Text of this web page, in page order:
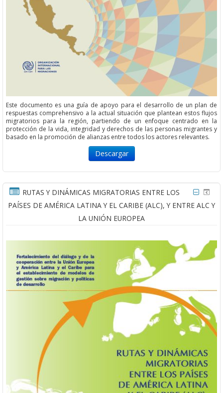
Este documento es una guía de apoyo para el desarrollo de un plan de
respuestas comprehensivo a la actual situación que plantean estos flujos
migratorios para la región, partiendo de un enfoque centrado en la
protección de la vida, integridad y derechos de las personas migrantes y
basado en la promoción de alianzas entre todos los actores relevantes.
Descargar
RUTAS Y DINÁMICAS MIGRATORIAS ENTRE LOS
PAÍSES DE AMÉRICA LATINA Y EL CARIBE (ALC), Y ENTRE ALC Y
LA UNIÓN EUROPEA